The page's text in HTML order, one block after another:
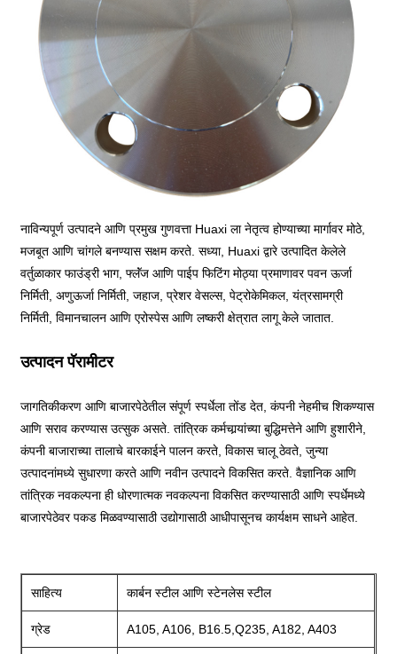
नाविन्यपूर्ण उत्पादने आणि प्रमुख गुणवत्ता Huaxi ला नेतृत्व होण्याच्या मार्गावर मोठे,
मजबूत आणि चांगले बनण्यास सक्षम करते. सध्या, Huaxi द्वारे उत्पादित केलेले
वर्तुळाकार फाउंड्री भाग, फ्लॅंज आणि पाईप फिटिंग मोठ्या प्रमाणावर पवन ऊर्जा
निर्मिती, अणुऊर्जा निर्मिती, जहाज, प्रेशर वेसल्स, पेट्रोकेमिकल, यंत्रसामग्री
निर्मिती, विमानचालन आणि एरोस्पेस आणि लष्करी क्षेत्रात लागू केले जातात.
उत्पादन पॅरामीटर
जागतिकीकरण आणि बाजारपेठेतील संपूर्ण स्पर्धेला तोंड देत, कंपनी नेहमीच शिकण्यास
आणि सराव करण्यास उत्सुक असते. तांत्रिक कर्मचार्‍यांच्या बुद्धिमत्तेने आणि हुशारीने,
कंपनी बाजाराच्या तालाचे बारकाईने पालन करते, विकास चालू ठेवते, जुन्या
उत्पादनांमध्ये सुधारणा करते आणि नवीन उत्पादने विकसित करते. वैज्ञानिक आणि
तांत्रिक नवकल्पना ही धोरणात्मक नवकल्पना विकसित करण्यासाठी आणि स्पर्धेमध्ये
बाजारपेठेवर पकड मिळवण्यासाठी उद्योगासाठी आधीपासूनच कार्यक्षम साधने आहेत.
साहित्य कार्बन स्टील आणि स्टेनलेस स्टील
ग्रेड A105, A106, B16.5,Q235, A182, A403